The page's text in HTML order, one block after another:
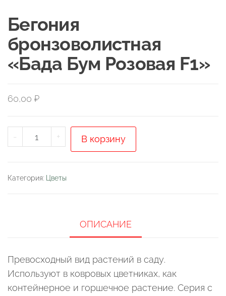
Бегония
бронзоволистная
«Бада Бум Розовая F1»
60,00 ₽
-
Количество
товара
бронзоволистная
+ В корзину
Категория: Цветы
ОПИСАНИЕ
Превосходный вид растений в саду.
Используют в ковровых цветниках, как
контейнерное и горшечное растение. Серия с